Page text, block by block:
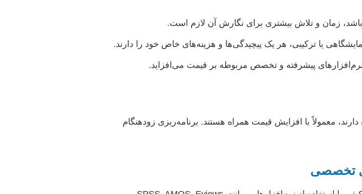
زمان و تلاش بیشتری برای نگارش آن لازم است.
یا ترکیبی، هر یک پیچیدگی‌ها و هزینه‌های خاص خود را دارند.
نرم‌افزارهای پیشرفته و تخصص مربوطه بر قیمت می‌افزاید.
معمولاً با افزایش قیمت همراه هستند. برنامه‌ریزی زودهنگام